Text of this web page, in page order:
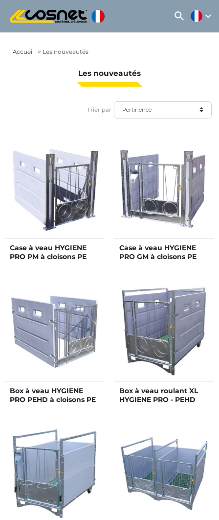
search expand_more
Accueil Les nouveautés
Les nouveautés
Trier par
Case à veau HYGIENE
PRO PM à cloisons PE
Case à veau HYGIENE
PRO GM à cloisons PE
Box à veau HYGIENE
PRO PEHD à cloisons PE
Box à veau roulant XL
HYGIENE PRO - PEHD